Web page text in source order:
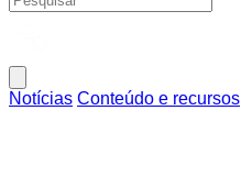
Notícias Conteúdo e recursos